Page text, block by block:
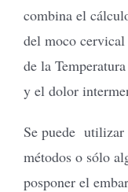
combina el
del moco
de la
y el dolor
Se puede utilizar
métodos o sólo
posponer el